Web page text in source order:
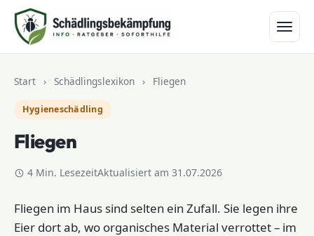
Zum Inhalt springen
Start › Schädlingslexikon › Fliegen
Hygieneschädling
Fliegen
4 Min. LesezeitAktualisiert am 31.07.2026
Fliegen im Haus sind selten ein Zufall. Sie legen ihre
Eier dort ab, wo organisches Material verrottet – im